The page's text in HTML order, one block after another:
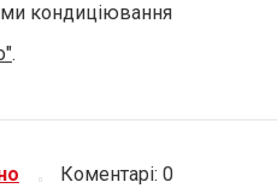
кондиціювання
.
Коментарі: 0